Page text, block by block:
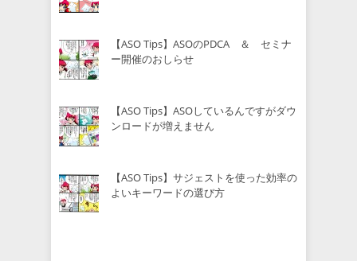
【ASO Tips】ASOのPDCA ＆ セミナ
ー開催のおしらせ
【ASO Tips】ASOしているんですがダウ
ンロードが増えません
【ASO Tips】サジェストを使った効率の
よいキーワードの選び方